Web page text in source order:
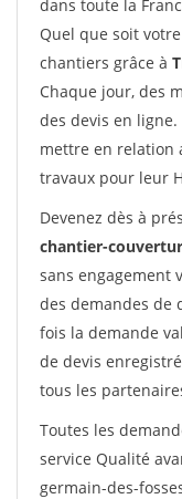
dans toute la
Quel que soit
chantiers grâce à
Chaque jour, des
des devis en
mettre en relation
travaux pour leur
Devenez dès à
chantier-
sans engagement
des demandes de
fois la demande
de devis
tous les
Toutes les
service Qualité
germain-des-